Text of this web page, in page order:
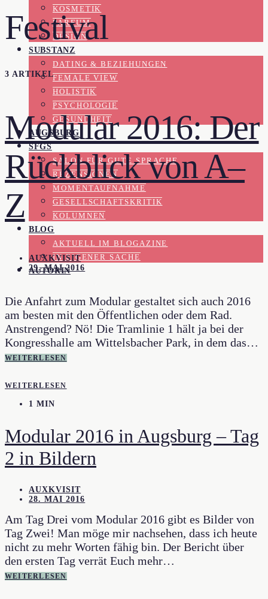
KOSMETIK
PARFUM
DESIGN
SUBSTANZ
DATING & BEZIEHUNGEN
FEMALE VIEW
HOLISTIK
PSYCHOLOGIE
GESUNDHEIT
AUGSBURG
SFGS
SALON FÜR GUTE SPRACHE
REZENSIONEN
MOMENTAUFNAHME
GESELLSCHAFTSKRITIK
KOLUMNEN
BLOG
AKTUELL IM BLOGAZINE
IN EIGENER SACHE
AUTORIN
Festival
3 ARTIKEL
Modular 2016: Der
Rückblick von A–
Z
AUXKVISIT
29. MAI 2016
Die Anfahrt zum Modular gestaltet sich auch 2016
am besten mit den Öffentlichen oder dem Rad.
Anstrengend? Nö! Die Tramlinie 1 hält ja bei der
Kongresshalle am Wittelsbacher Park, in dem das…
WEITERLESEN
WEITERLESEN
1 MIN
Modular 2016 in Augsburg – Tag
2 in Bildern
AUXKVISIT
28. MAI 2016
Am Tag Drei vom Modular 2016 gibt es Bilder von
Tag Zwei! Man möge mir nachsehen, dass ich heute
nicht zu mehr Worten fähig bin. Der Bericht über
den ersten Tag verrät Euch mehr…
WEITERLESEN